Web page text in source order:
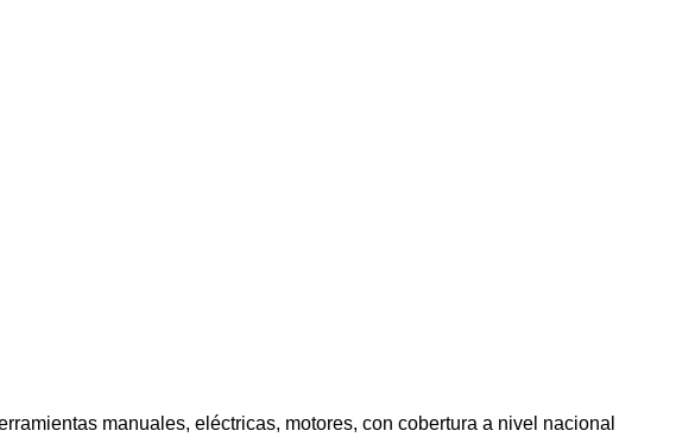
manuales, eléctricas, motores, con cobertura a nivel nacional